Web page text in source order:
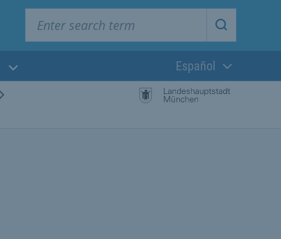
Start
Lengua actual:
Español